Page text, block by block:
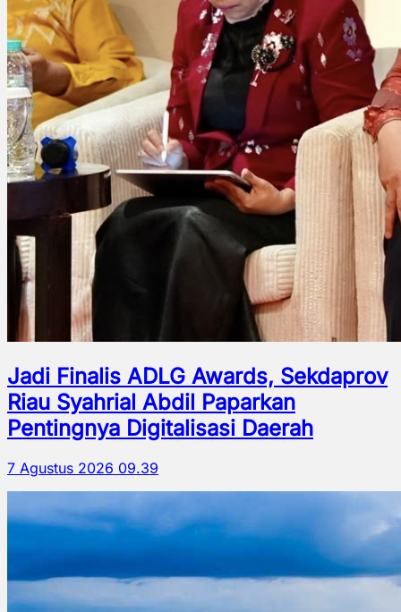
Jadi Finalis ADLG Awards, Sekdaprov
Riau Syahrial Abdil Paparkan
Pentingnya Digitalisasi Daerah
7 Agustus 2026 09.39